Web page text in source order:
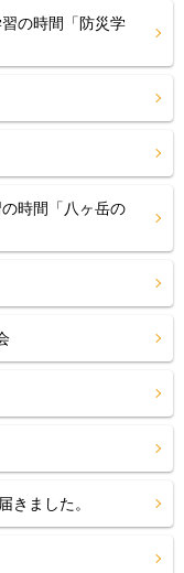
の時間「防災学
時間「八ヶ岳の
きました。